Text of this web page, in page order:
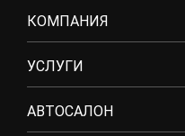
КОМПАНИЯ
УСЛУГИ
АВТОСАЛОН